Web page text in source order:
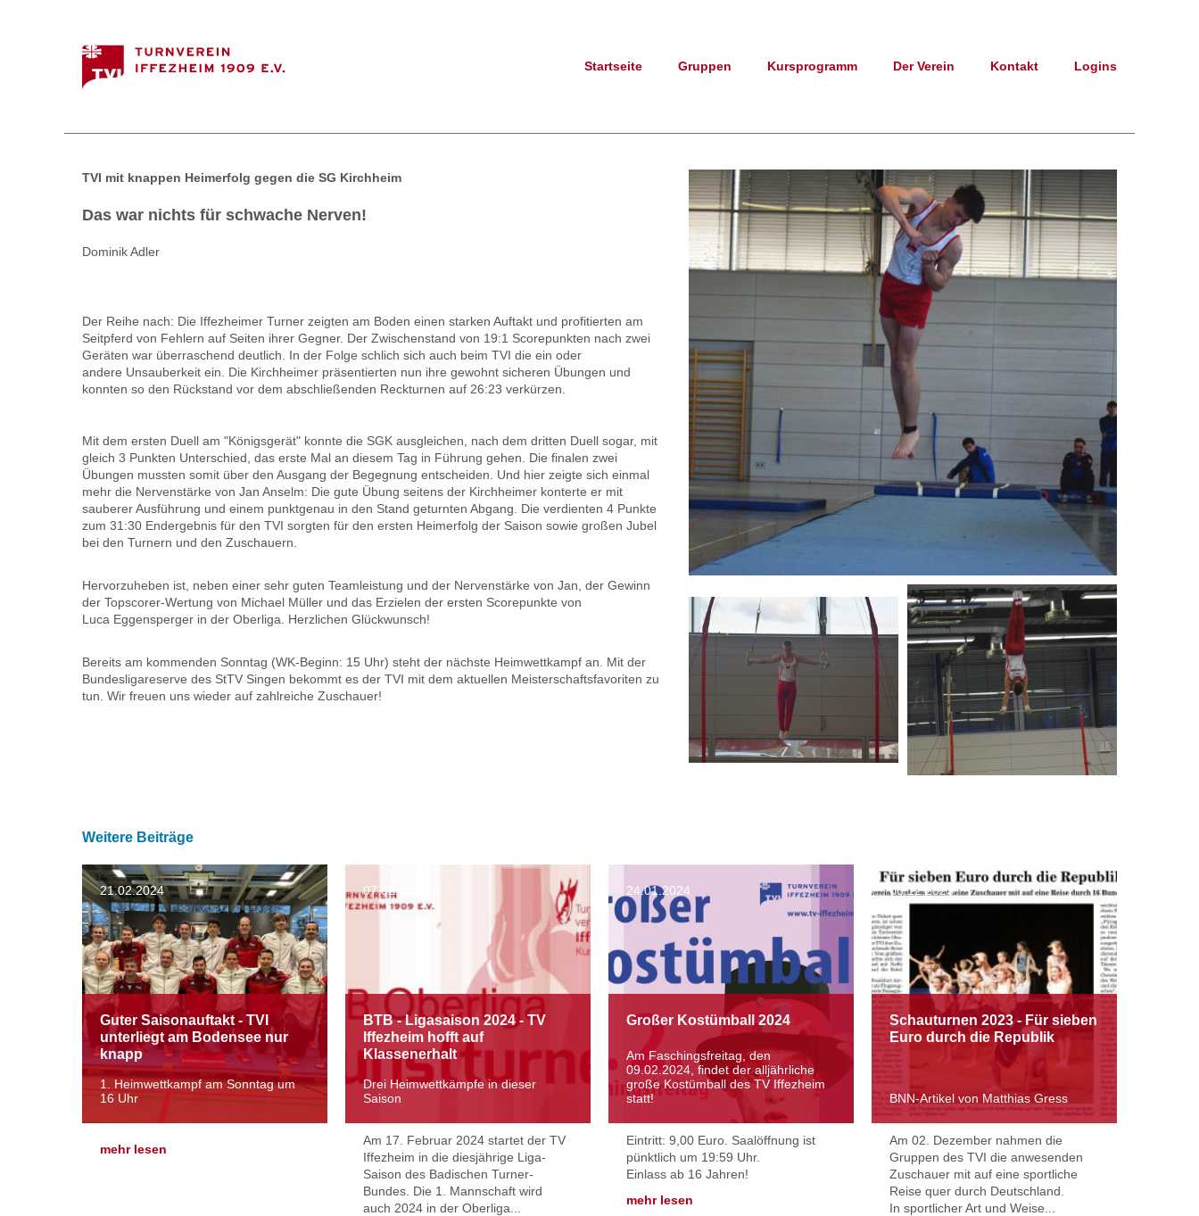
Startseite Gruppen Kursprogramm Der Verein Kontakt Logins
TVI mit knappen Heimerfolg gegen die SG Kirchheim
Das war nichts für schwache Nerven!
Dominik Adler
Der Reihe nach: Die Iffezheimer Turner zeigten am Boden einen starken Auftakt und profitierten am
Seitpferd von Fehlern auf Seiten ihrer Gegner. Der Zwischenstand von 19:1 Scorepunkten nach zwei
Geräten war überraschend deutlich. In der Folge schlich sich auch beim TVI die ein oder
andere Unsauberkeit ein. Die Kirchheimer präsentierten nun ihre gewohnt sicheren Übungen und
konnten so den Rückstand vor dem abschließenden Reckturnen auf 26:23 verkürzen.
Mit dem ersten Duell am "Königsgerät" konnte die SGK ausgleichen, nach dem dritten Duell sogar, mit
gleich 3 Punkten Unterschied, das erste Mal an diesem Tag in Führung gehen. Die finalen zwei
Übungen mussten somit über den Ausgang der Begegnung entscheiden. Und hier zeigte sich einmal
mehr die Nervenstärke von Jan Anselm: Die gute Übung seitens der Kirchheimer konterte er mit
sauberer Ausführung und einem punktgenau in den Stand geturnten Abgang. Die verdienten 4 Punkte
zum 31:30 Endergebnis für den TVI sorgten für den ersten Heimerfolg der Saison sowie großen Jubel
bei den Turnern und den Zuschauern.
Hervorzuheben ist, neben einer sehr guten Teamleistung und der Nervenstärke von Jan, der Gewinn
der Topscorer-Wertung von Michael Müller und das Erzielen der ersten Scorepunkte von
Luca Eggensperger in der Oberliga. Herzlichen Glückwunsch!
Bereits am kommenden Sonntag (WK-Beginn: 15 Uhr) steht der nächste Heimwettkampf an. Mit der
Bundesligareserve des StTV Singen bekommt es der TVI mit dem aktuellen Meisterschaftsfavoriten zu
tun. Wir freuen uns wieder auf zahlreiche Zuschauer!
Weitere Beiträge
21.02.2024
Guter Saisonauftakt - TVI
unterliegt am Bodensee nur
knapp
1. Heimwettkampf am Sonntag um
16 Uhr
mehr lesen
07.02.2024
BTB - Ligasaison 2024 - TV
Iffezheim hofft auf
Klassenerhalt
Drei Heimwettkämpfe in dieser
Saison
Am 17. Februar 2024 startet der TV
Iffezheim in die diesjährige Liga-
Saison des Badischen Turner-
Bundes. Die 1. Mannschaft wird
auch 2024 in der Oberliga...
24.01.2024
Großer Kostümball 2024
Am Faschingsfreitag, den
09.02.2024, findet der alljährliche
große Kostümball des TV Iffezheim
statt!
Eintritt: 9,00 Euro. Saalöffnung ist
pünktlich um 19:59 Uhr.
Einlass ab 16 Jahren!
mehr lesen
06.12.2023
Schauturnen 2023 - Für sieben
Euro durch die Republik
BNN-Artikel von Matthias Gress
Am 02. Dezember nahmen die
Gruppen des TVI die anwesenden
Zuschauer mit auf eine sportliche
Reise quer durch Deutschland.
In sportlicher Art und Weise...